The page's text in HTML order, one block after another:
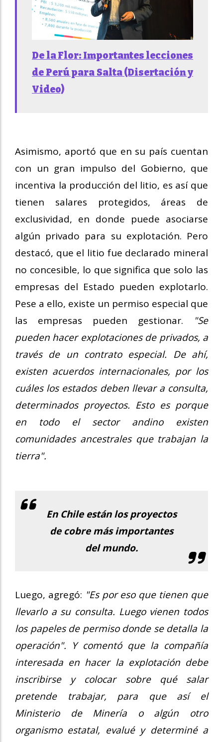
De la Flor: Importantes lecciones
de Perú para Salta (Disertación y
Video)
Asimismo, aportó que en su país cuentan
con un gran impulso del Gobierno, que
incentiva la producción del litio, es así que
tienen salares protegidos, áreas de
exclusividad, en donde puede asociarse
algún privado para su explotación. Pero
destacó, que el litio fue declarado mineral
no concesible, lo que significa que solo las
empresas del Estado pueden explotarlo.
Pese a ello, existe un permiso especial que
las empresas pueden gestionar.
"Se
pueden hacer explotaciones de privados, a
través de un contrato especial. De ahí,
existen acuerdos internacionales, por los
cuáles los estados deben llevar a consulta,
determinados proyectos. Esto es porque
en todo el sector andino existen
comunidades ancestrales que trabajan la
tierra".
En Chile están los proyectos
de cobre más importantes
del mundo.
Luego, agregó: "Es por eso que tienen que
llevarlo a su consulta. Luego vienen todos
los papeles de permiso donde se detalla la
operación". Y comentó que la compañía
interesada en hacer la explotación debe
inscribirse y colocar sobre qué salar
pretende trabajar, para que así el
Ministerio de Minería o algún otro
organismo estatal, evalué y determiné a